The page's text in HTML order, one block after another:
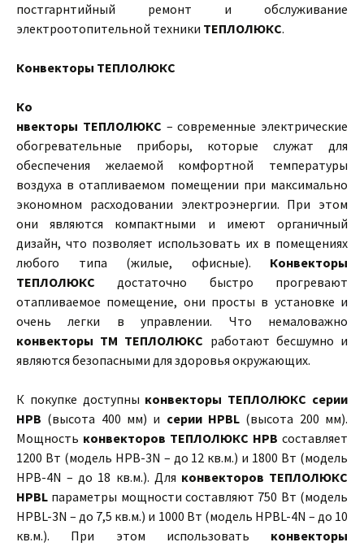
постгарнтийный ремонт и обслуживание
электроотопительной техники ТЕПЛОЛЮКС.
Конвекторы ТЕПЛОЛЮКС
Ко
нвекторы ТЕПЛОЛЮКС – современные электрические
обогревательные приборы, которые служат для
обеспечения желаемой комфортной температуры
воздуха в отапливаемом помещении при максимально
экономном расходовании электроэнергии. При этом
они являются компактными и имеют органичный
дизайн, что позволяет использовать их в помещениях
любого типа (жилые, офисные). Конвекторы
ТЕПЛОЛЮКС достаточно быстро прогревают
отапливаемое помещение, они просты в установке и
очень легки в управлении. Что немаловажно
конвекторы ТМ ТЕПЛОЛЮКС работают бесшумно и
являются безопасными для здоровья окружающих.
К покупке доступны конвекторы ТЕПЛОЛЮКС серии
HPB (высота 400 мм) и серии HPBL (высота 200 мм).
Мощность конвекторов ТЕПЛОЛЮКС HPB составляет
1200 Вт (модель HPB-3N – до 12 кв.м.) и 1800 Вт (модель
HPB-4N – до 18 кв.м.). Для конвекторов ТЕПЛОЛЮКС
HPBL параметры мощности составляют 750 Вт (модель
HPBL-3N – до 7,5 кв.м.) и 1000 Вт (модель HPBL-4N – до 10
кв.м.). При этом использовать конвекторы